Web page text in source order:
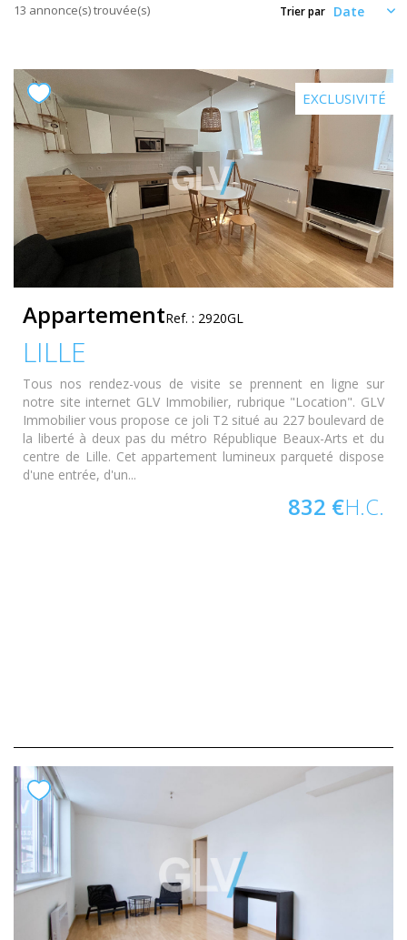
ESPACE CLIENTS
13 annonce(s) trouvée(s) Trier par
EXCLUSIVITÉ
AppartementRef. : 2920GL
LILLE
Tous nos rendez-vous de visite se prennent en ligne sur
notre site internet GLV Immobilier, rubrique "Location". GLV
Immobilier vous propose ce joli T2 situé au 227 boulevard de
la liberté à deux pas du métro République Beaux-Arts et du
centre de Lille. Cet appartement lumineux parqueté dispose
d'une entrée, d'un...
832 €H.C.